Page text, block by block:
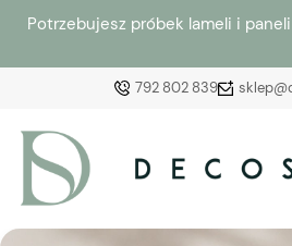
Potrzebujesz próbek lameli i
792 802 839
Załóż konto